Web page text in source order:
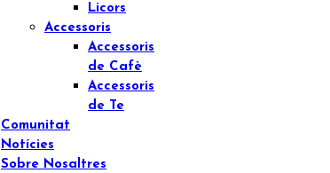
Licors
Accessoris
Accessoris
de Cafè
Accessoris
de Te
Comunitat
Notícies
Sobre Nosaltres